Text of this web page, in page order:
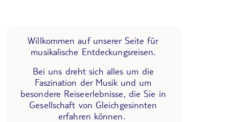
Willkommen auf unserer Seite für
musikalische Entdeckungsreisen.
Bei uns dreht sich alles um die
Faszination der Musik und um
besondere Reiseerlebnisse, die Sie in
Gesellschaft von Gleichgesinnten
erfahren können.